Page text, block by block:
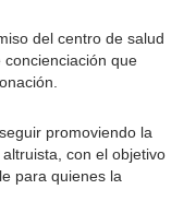
del centro de salud
que
promoviendo la
con el objetivo
para quienes la